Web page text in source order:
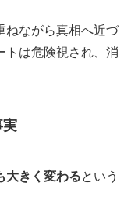
ねながら真相へ近づ
トは危険視され、消
実
大きく変わるという